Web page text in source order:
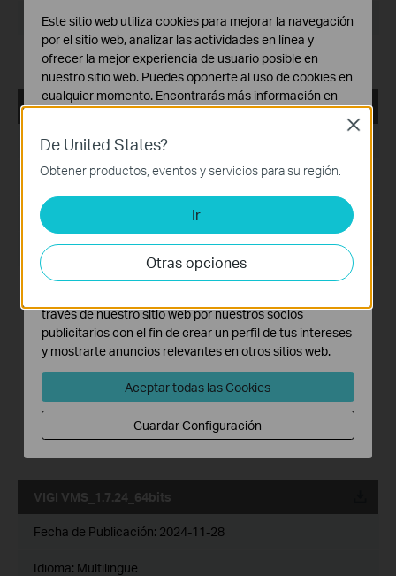
Sistema Operativo: Windows 7/10/11/Server 2008 64bits
Release Notes >
VIGI VMS_1.7.24_32bits
Fecha de Publicación:2024-11-28
Idioma:Multilingüe
Tamaño de Archivo: 467.56 MB
Sistema Operativo: Windows 7/10/11/Server 2008 32bits
1. Optimized playback module.
2. Added support for custom alert.
3. Optimized device management module.
4. Optimized device map and design tool module.
5. Added support for device maintenance and device
maintenance history module.
6. Added support for 2FA login authentication with cloud
accounts.
7. Added support for DDNS.
VIGI VMS_1.7.24_64bits
Fecha de Publicación: 2024-11-28
Idioma: Multilingüe
De United States?
Obtener productos, eventos y servicios para su región.
Ir
Otras opciones
Close
Este sitio web utiliza cookies para mejorar la navegación
por el sitio web, analizar las actividades en línea y
ofrecer la mejor experiencia de usuario posible en
nuestro sitio web. Puedes oponerte al uso de cookies en
cualquier momento. Encontrarás más información en
Cookies Básicas
Estas cookies son necesarias para el funcionamiento
del sitio web y no pueden desactivarse en tu sistema.
Cookies de Análisis y de Marketing
Las cookies de análisis nos permiten analizar tus
actividades en nuestro sitio web con el fin de mejorar y
adaptar la funcionalidad del mismo.
través de nuestro sitio web por nuestros socios
publicitarios con el fin de crear un perfil de tus intereses
y mostrarte anuncios relevantes en otros sitios web.
Aceptar todas las Cookies
Guardar Configuración